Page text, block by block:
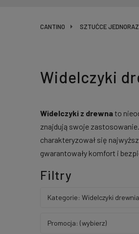
CANTINO SZTUĆCE
Widelczyki
Widelczyki z drewnato
znajdują swoje zastosowanie.
charakteryzował się
gwarantowały komfort i
Filtry
Kategorie: Widelczyki
Promocja: (wybierz)